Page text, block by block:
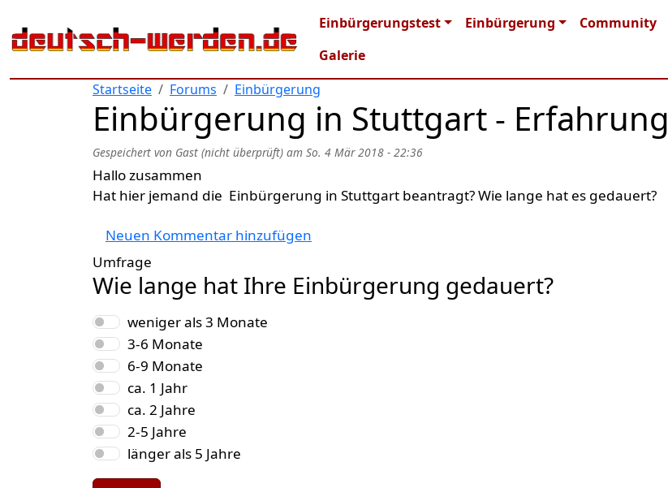
Main navigation
Einbürgerungstest Einbürgerung Community
Galerie
Startseite
Forums Einbürgerung
Einbürgerung in Stuttgart - Erfahrung
Gespeichert von Gast (nicht überprüft) am So. 4 Mär 2018 - 22:36
Hallo zusammen
Hat hier jemand die Einbürgerung in Stuttgart beantragt? Wie lange hat es gedauert?
Neuen Kommentar hinzufügen
Umfrage
Wie lange hat Ihre Einbürgerung gedauert?
Auswahlmöglichkeiten
weniger als 3 Monate
3-6 Monate
6-9 Monate
ca. 1 Jahr
ca. 2 Jahre
2-5 Jahre
länger als 5 Jahre